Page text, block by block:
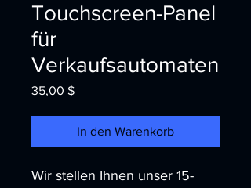
Touchscreen-Panel
für
Verkaufsautomaten
35,00 $Preis
In den Warenkorb
Wir stellen Ihnen unser 15-